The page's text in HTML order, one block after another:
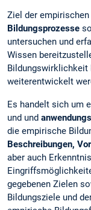
Ziel der
Bildungsprozesse
untersuchen und
Wissen
Bildungswirklichkeit
weiterentwickelt
Es handelt sich um
und und
die empirische
Beschreibungen,
aber auch
gegebenen Zielen
Bildungsziele und